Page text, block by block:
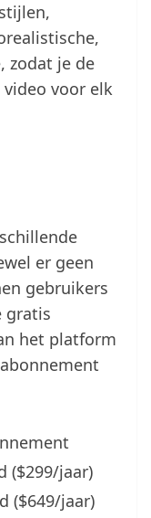
zodat je de
voor elk
er geen
gebruikers
gratis
het platform
($299/jaar)
($649/jaar)